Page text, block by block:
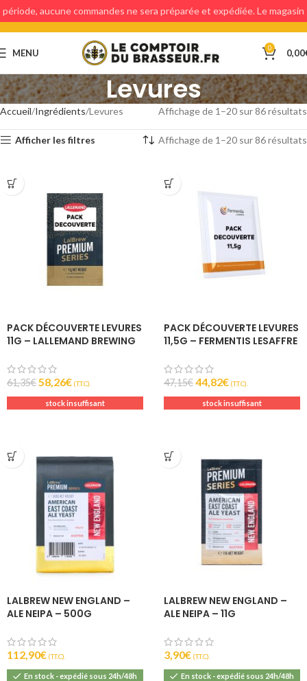
MENU 0 0,00
Levures
Accueil Ingrédients Levures Affichage de 1–20 sur 86 résultats
Afficher les filtres Affichage de 1–20 sur 86 résultats
PACK DÉCOUVERTE LEVURES
11G – LALLEMAND BREWING
61,35€58,26€ (T.T.C).
stock insuffisant
PACK DÉCOUVERTE LEVURES
11,5G – FERMENTIS LESAFFRE
47,15€44,82€ (T.T.C).
stock insuffisant
LALBREW NEW ENGLAND –
ALE NEIPA – 500G
112,90€ (T.T.C).
En stock - expédié sous 24h/48h
LALBREW NEW ENGLAND –
ALE NEIPA – 11G
3,90€ (T.T.C).
En stock - expédié sous 24h/48h
période, aucune commandes ne sera préparée et expédiée. Le magasin
étant fermé, aucun retraits en magasin ne sera possible.